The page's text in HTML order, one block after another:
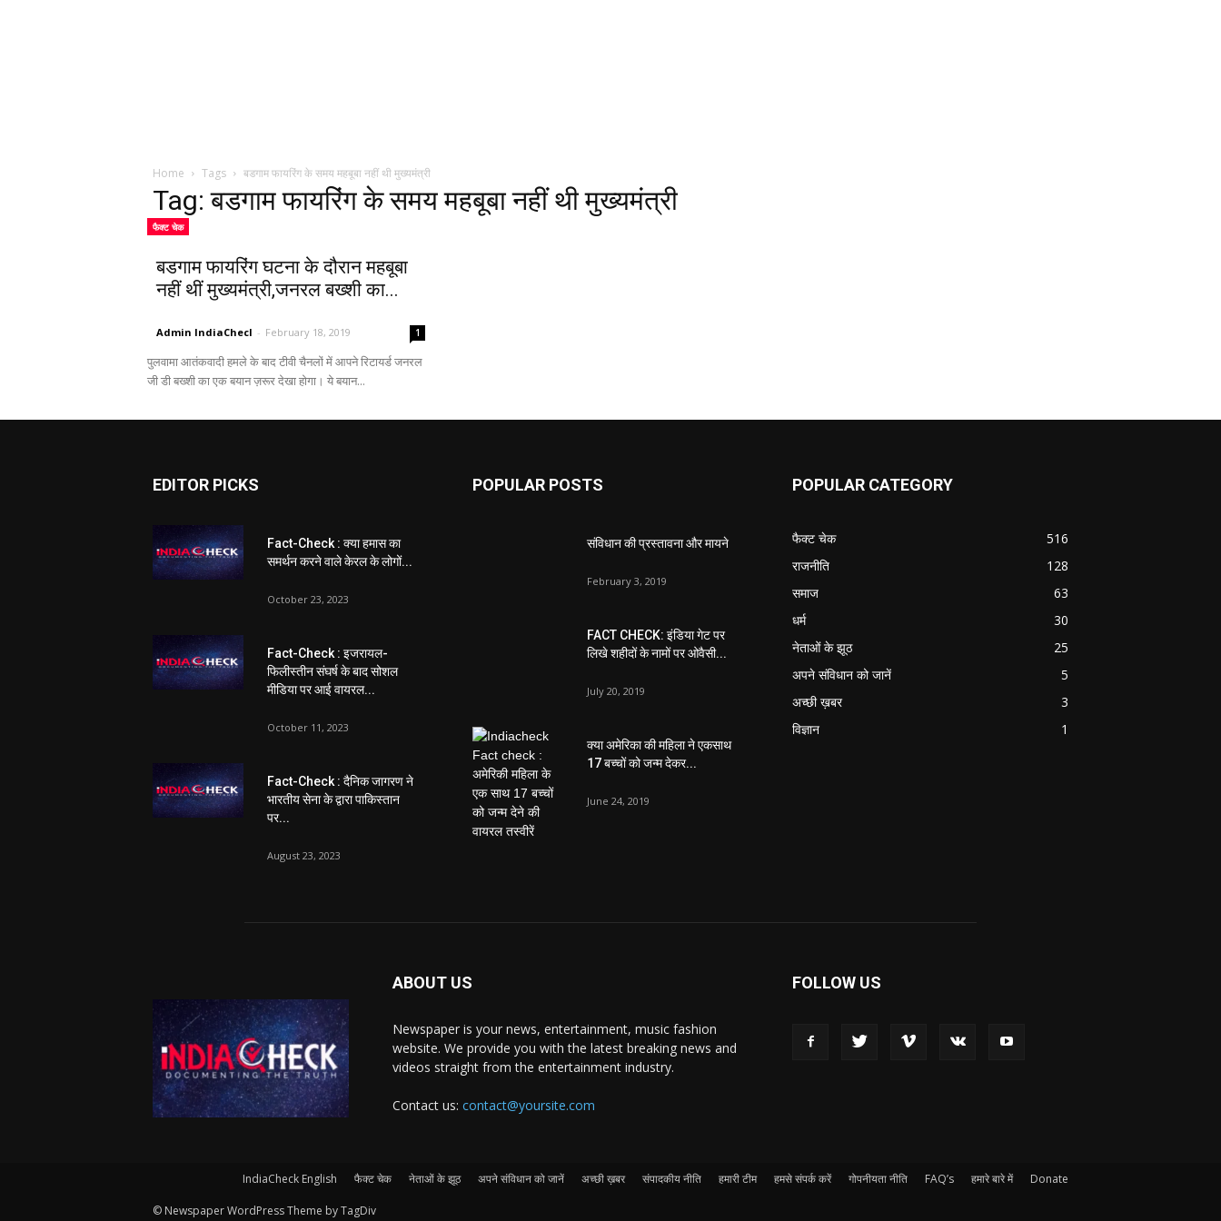
Home Tags बडगाम फायरिंग के समय महबूबा नहीं थी मुख्यमंत्री
Tag: बडगाम फायरिंग के समय महबूबा नहीं थी मुख्यमंत्री
फैक्ट चेक
बडगाम फायरिंग घटना के दौरान महबूबा
नहीं थीं मुख्यमंत्री,जनरल बख्शी का...
Admin IndiaChecl - February 18, 2019 1
पुलवामा आतंकवादी हमले के बाद टीवी चैनलों में आपने रिटायर्ड जनरल
जी डी बख्शी का एक बयान ज़रूर देखा होगा। ये बयान...
EDITOR PICKS
Fact-Check : क्या हमास का
समर्थन करने वाले केरल के लोगों...
October 23, 2023
Fact-Check : इजरायल-
फिलीस्तीन संघर्ष के बाद सोशल
मीडिया पर आई वायरल...
October 11, 2023
Fact-Check : दैनिक जागरण ने
भारतीय सेना के द्वारा पाकिस्तान
पर...
August 23, 2023
POPULAR POSTS
संविधान की प्रस्तावना और मायने
February 3, 2019
FACT CHECK: इंडिया गेट पर
लिखे शहीदों के नामों पर ओवैसी...
July 20, 2019
क्या अमेरिका की महिला ने एकसाथ
17 बच्चों को जन्म देकर...
June 24, 2019
POPULAR CATEGORY
फैक्ट चेक
516
राजनीति
128
समाज
63
धर्म
30
नेताओं के झूठ
25
अपने संविधान को जानें
5
अच्छी ख़बर
3
विज्ञान
1
ABOUT US
Newspaper is your news, entertainment, music fashion
website. We provide you with the latest breaking news and
videos straight from the entertainment industry.
Contact us: contact@yoursite.com
FOLLOW US
IndiaCheck English फैक्ट चेक नेताओं के झूठ अपने संविधान को जानें अच्छी ख़बर संपादकीय नीति हमारी टीम हमसे संपर्क करें गोपनीयता नीति FAQ’s हमारे बारे में Donate
© Newspaper WordPress Theme by TagDiv